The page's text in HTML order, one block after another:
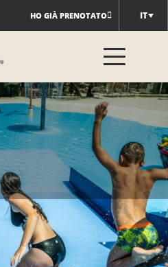
HO GIÀ PRENOTATO IT